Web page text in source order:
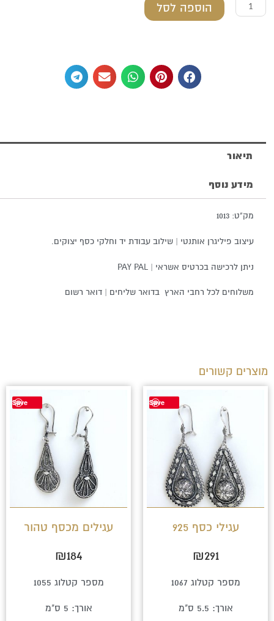
הוספה לסל
תיאור
מידע נוסף
מק"ט: 1013
עיצוב פיליגרן אותנטי | שילוב עבודת יד וחלקי כסף יצוקים.
ניתן לרכישה בכרטיס אשראי | PAY PAL
משלוחים לכל רחבי הארץ בדואר שליחים | דואר רשום
מוצרים קשורים
Save
עגילי כסף 925
₪291
מספר קטלוג 1067
אורך: 5.5 ס"מ
Save
עגילים מכסף טהור
₪184
מספר קטלוג 1055
אורך: 5 ס"מ